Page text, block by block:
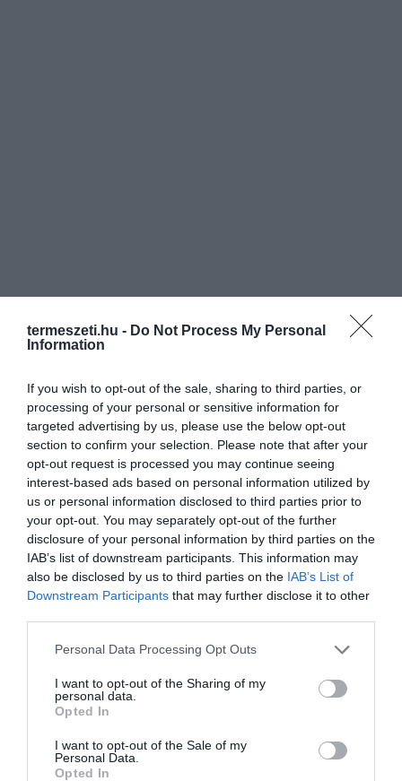
termeszeti.hu - Do Not Process My Personal
Information
If you wish to opt-out of the sale, sharing to third parties, or
processing of your personal or sensitive information for
targeted advertising by us, please use the below opt-out
section to confirm your selection. Please note that after your
opt-out request is processed you may continue seeing
interest-based ads based on personal information utilized by
us or personal information disclosed to third parties prior to
your opt-out. You may separately opt-out of the further
disclosure of your personal information by third parties on the
IAB’s list of downstream participants. This information may
also be disclosed by us to third parties on the IAB’s List of
Downstream Participants that may further disclose it to other
Please note that this website/app uses one or more Google
not limited to your visit or usage behaviour. You may click to
grant or deny consent to Google and its third-party tags to
use your data for below specified purposes in below Google
consent section.
Personal Data Processing Opt Outs
I want to opt-out of the Sharing of my
personal data.
Opted In
I want to opt-out of the Sale of my
Personal Data.
Opted In